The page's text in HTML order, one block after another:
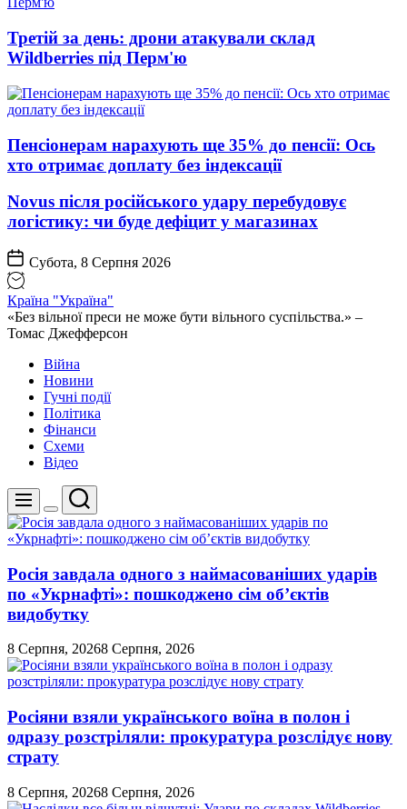
Третій за день: дрони атакували склад
Wildberries під Перм'ю
Пенсіонерам нарахують ще 35% до пенсії: Ось
хто отримає доплату без індексації
Novus після російського удару перебудовує
логістику: чи буде дефіцит у магазинах
Субота, 8 Серпня 2026
Країна "Україна"
«Без вільної преси не може бути вільного суспільства.» –
Томас Джефферсон
Війна
Новини
Гучні події
Політика
Фінанси
Схеми
Відео
Меню
Перемикач
кольорового
режиму
Пошук
Росія завдала одного з наймасованіших ударів
по «Укрнафті»: пошкоджено сім об’єктів
видобутку
8 Серпня, 20268 Серпня, 2026
Росіяни взяли українського воїна в полон і
одразу розстріляли: прокуратура розслідує нову
страту
8 Серпня, 20268 Серпня, 2026